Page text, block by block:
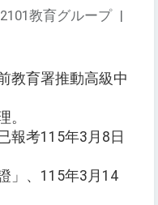
2101教育グループ |
教育署推動高級中
。
報考115年3月8日
」、115年3月14